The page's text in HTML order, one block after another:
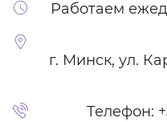
Работаем
г. Минск, ул.
Телефон: